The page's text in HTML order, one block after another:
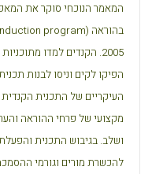
המאמר הנוכחי סוקר את
בהוראה (program
2005. הקנדים למדו
הפיקו לקים וניסו לבנות
העיקריים של התכנית
מקצועי של פרחי ההוראה
ושלב. בגיבוש התכנית
להכשרת מורים וגורמי